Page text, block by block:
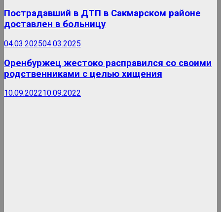
Пострадавший в ДТП в Сакмарском районе
доставлен в больницу
04.03.202504.03.2025
Оренбуржец жестоко расправился со своими
родственниками с целью хищения
10.09.202210.09.2022